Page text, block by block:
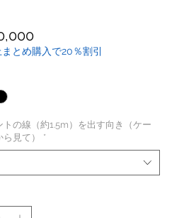
価
格
とめ購入で20％割引
トの線（約1.5m）を出す向き（ケー
見て）
*